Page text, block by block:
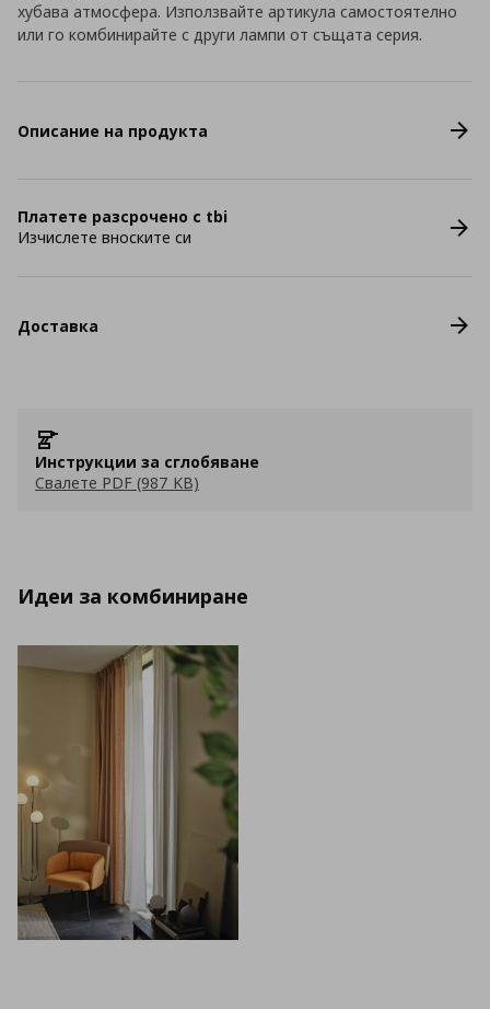
хубава атмосфера. Използвайте артикула самостоятелно
или го комбинирайте с други лампи от същата серия.
Описание на продукта
Платете разсрочено с tbi
Изчислете вноските си
Доставка
Инструкции за сглобяване
Свалете PDF (987 KB)
Идеи за комбиниране